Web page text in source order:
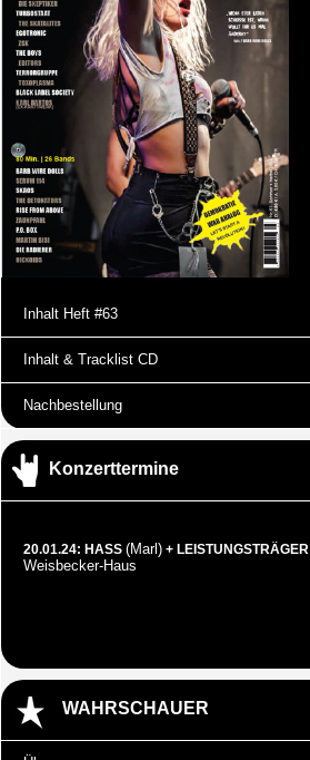
Inhalt Heft #63
Inhalt & Tracklist CD
Nachbestellung
Konzerttermine
20.01.24: HASS (Marl) + LEISTUNGSTRÄGER
Weisbecker-Haus
WAHRSCHAUER